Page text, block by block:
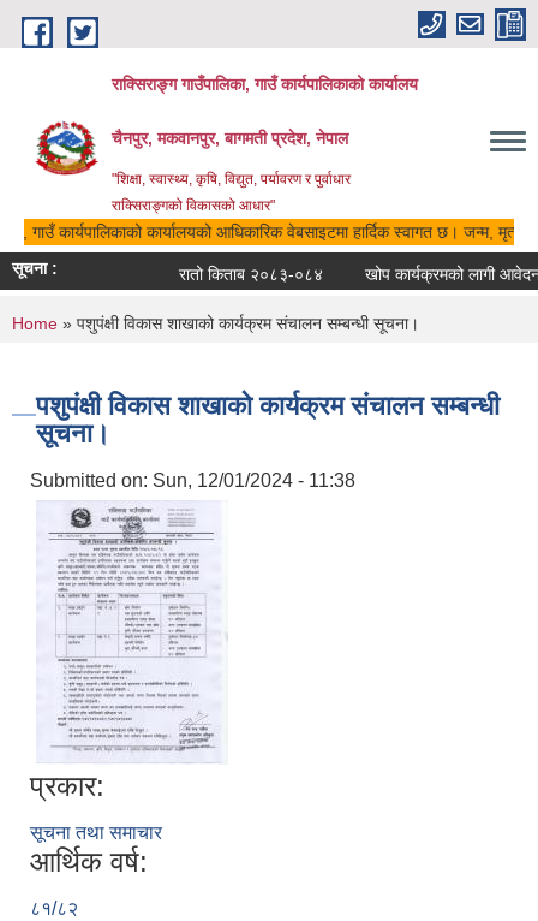
Skip to main content
राक्सिराङ्ग गाउँपालिका, गाउँ कार्यपालिकाको कार्यालय
चैनपुर, मकवानपुर, बागमती प्रदेश, नेपाल
"शिक्षा, स्वास्थ्य, कृषि, विद्युत, पर्यावरण र पुर्वाधार
राक्सिराङ्गको विकासको आधार"
गाउँ कार्यपालिकाको कार्यालयको आधिकारिक वेबसाइटमा हार्दिक स्वागत छ। जन्म,
सूचना :
रातो किताब २०८३-०८४ खोप कार्यक्रमको लागी
You are here
Home » पशुपंक्षी विकास शाखाको कार्यक्रम संचालन सम्बन्धी सूचना।
पशुपंक्षी विकास शाखाको कार्यक्रम संचालन सम्बन्धी
सूचना।
Submitted on: Sun, 12/01/2024 - 11:38
प्रकार:
सूचना तथा समाचार
आर्थिक वर्ष:
८१/८२